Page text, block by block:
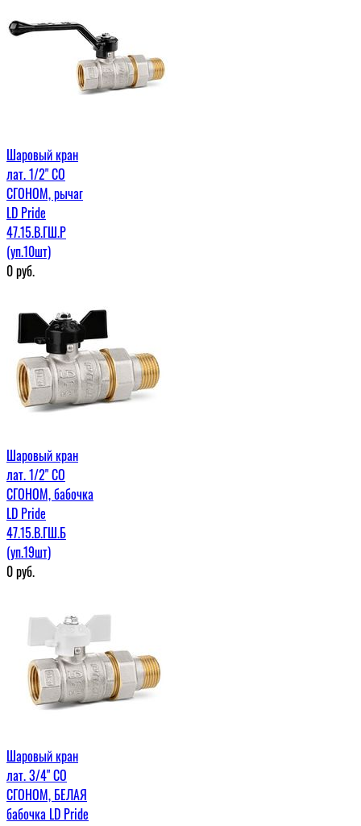
Шаровый кран
лат. 1/2" СО
СГОНОМ, рычаг
LD Pride
47.15.В.ГШ.Р
(уп.10шт)
0руб.
Шаровый кран
лат. 1/2" СО
СГОНОМ, бабочка
LD Pride
47.15.В.ГШ.Б
(уп.19шт)
0руб.
Шаровый кран
лат. 3/4" СО
СГОНОМ, БЕЛАЯ
бабочка LD Pride